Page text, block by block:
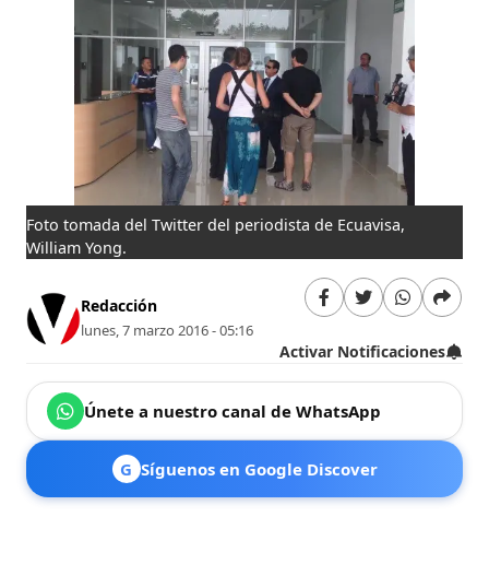
Foto tomada del Twitter del periodista de Ecuavisa,
William Yong.
Redacción
lunes, 7 marzo 2016 - 05:16
Activar Notificaciones
Únete a nuestro canal de WhatsApp
G Síguenos en Google Discover